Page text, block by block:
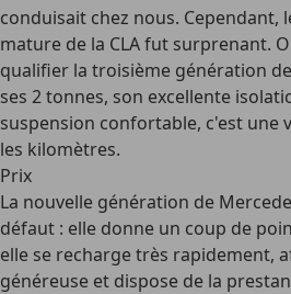
conduisait chez nous.
mature de la CLA fut surprenant.
qualifier la troisième génération
ses 2 tonnes, son excellente
suspension confortable, c'est une
les kilomètres.
Prix
La nouvelle génération de
défaut : elle donne un coup de
elle se recharge très rapidement,
généreuse et dispose de la